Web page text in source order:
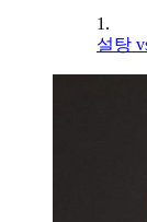
1.
설탕